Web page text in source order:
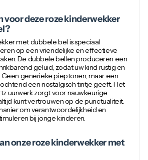
voor deze roze kinderwekker
met dubbele bel is speciaal
op een vriendelijke en effectieve
De dubbele bellen produceren een
geluid, zodat uw kind rustig en
generieke pieptonen, maar een
een nostalgisch tintje geeft. Het
uurwerk zorgt voor nauwkeurige
kunt vertrouwen op de punctualiteit.
om verantwoordelijkheid en
bij jonge kinderen.
onze roze kinderwekker met